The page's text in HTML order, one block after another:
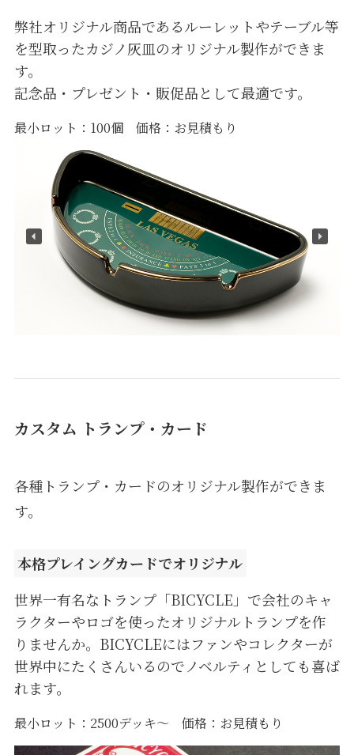
弊社オリジナル商品であるルーレットやテーブル等
を型取ったカジノ灰皿のオリジナル製作ができま
す。
記念品・プレゼント・販促品として最適です。
最小ロット：100個 価格：お見積もり
カスタム トランプ・カード
各種トランプ・カードのオリジナル製作ができま
す。
本格プレイングカードでオリジナル
世界一有名なトランプ「BICYCLE」で会社のキャ
ラクターやロゴを使ったオリジナルトランプを作
りませんか。BICYCLEにはファンやコレクターが
世界中にたくさんいるのでノベルティとしても喜ば
れます。
最小ロット：2500デッキ～ 価格：お見積もり